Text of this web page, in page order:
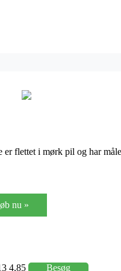
er flettet i mørk pil og har
nu »
4,85
Besøg